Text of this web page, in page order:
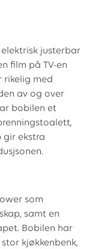
justerbar
film på TV-en
rikelig med
av og over
bobilen et
gir ekstra
som
samt en
Bobilen har
kjøkkenbenk,